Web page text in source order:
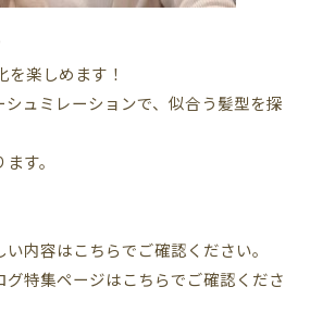
を楽しめます！
シュミレーションで、似合う髪型を探
す。
内容はこちらでご確認ください。
グ特集ページはこちらでご確認くださ